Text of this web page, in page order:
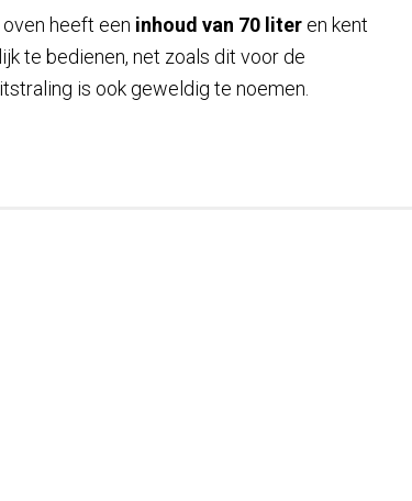
heeft een inhoud van 70 liter en kent
te bedienen, net zoals dit voor de
is ook geweldig te noemen.